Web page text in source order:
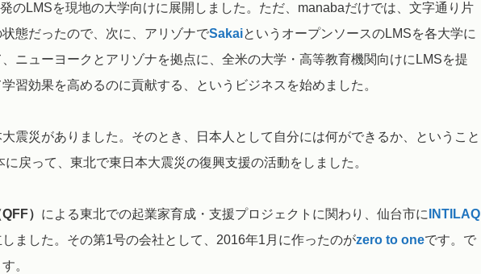
のLMSを現地の大学向けに展開しました。ただ、manabaだけでは、文字通り片
態だったので、次に、アリゾナでSakaiというオープンソースのLMSを各大学に
ニューヨークとアリゾナを拠点に、全米の大学・高等教育機関向けにLMSを提
習効果を高めるのに貢献する、というビジネスを始めました。
震災がありました。そのとき、日本人として自分には何ができるか、ということ
戻って、東北で東日本大震災の復興支援の活動をしました。
） による東北での起業家育成・支援プロジェクトに関わり、仙台市に INTILAQ
ました。その第1号の会社として、2016年1月に作ったのがzero to oneです。で
。